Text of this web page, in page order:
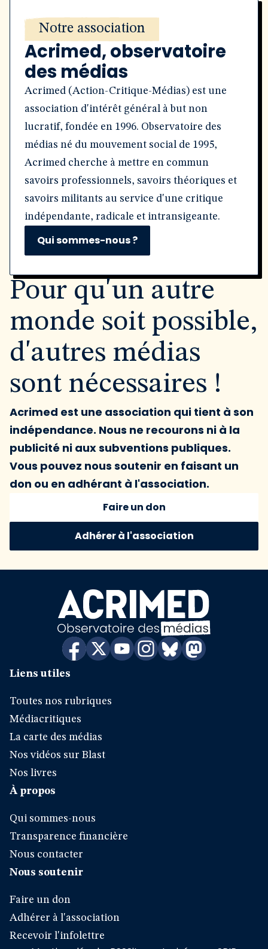
Notre association
Acrimed, observatoire
des médias
Acrimed (Action-Critique-Médias) est une
association d'intérêt général à but non
lucratif, fondée en 1996. Observatoire des
médias né du mouvement social de 1995,
Acrimed cherche à mettre en commun
savoirs professionnels, savoirs théoriques et
savoirs militants au service d'une critique
indépendante, radicale et intransigeante.
Qui sommes-nous ?
Pour qu'un autre
monde soit possible,
d'autres médias
sont nécessaires !
Acrimed est une association qui tient à son
indépendance. Nous ne recourons ni à la
publicité ni aux subventions publiques.
Vous pouvez nous soutenir en faisant un
don ou en adhérant à l'association.
Faire un don
Adhérer à l'association
Liens utiles
Toutes nos rubriques
Médiacritiques
La carte des médias
Nos vidéos sur Blast
Nos livres
À propos
Qui sommes-nous
Transparence financière
Nous contacter
Nous soutenir
Faire un don
Adhérer à l'association
Recevoir l'infolettre